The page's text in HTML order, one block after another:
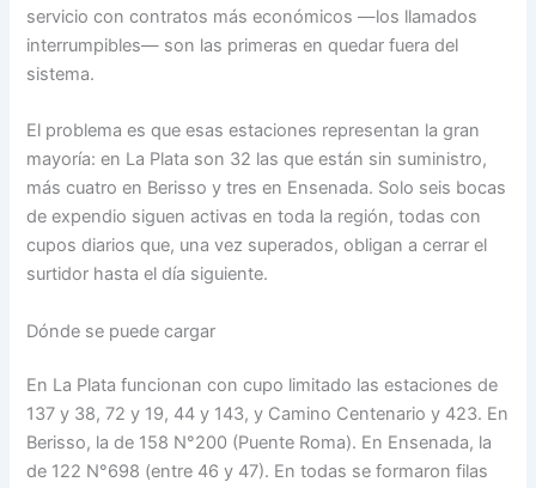
servicio con contratos más económicos —los llamados
interrumpibles— son las primeras en quedar fuera del
sistema.
El problema es que esas estaciones representan la gran
mayoría: en La Plata son 32 las que están sin suministro,
más cuatro en Berisso y tres en Ensenada. Solo seis bocas
de expendio siguen activas en toda la región, todas con
cupos diarios que, una vez superados, obligan a cerrar el
surtidor hasta el día siguiente.
Dónde se puede cargar
En La Plata funcionan con cupo limitado las estaciones de
137 y 38, 72 y 19, 44 y 143, y Camino Centenario y 423. En
Berisso, la de 158 N°200 (Puente Roma). En Ensenada, la
de 122 N°698 (entre 46 y 47). En todas se formaron filas